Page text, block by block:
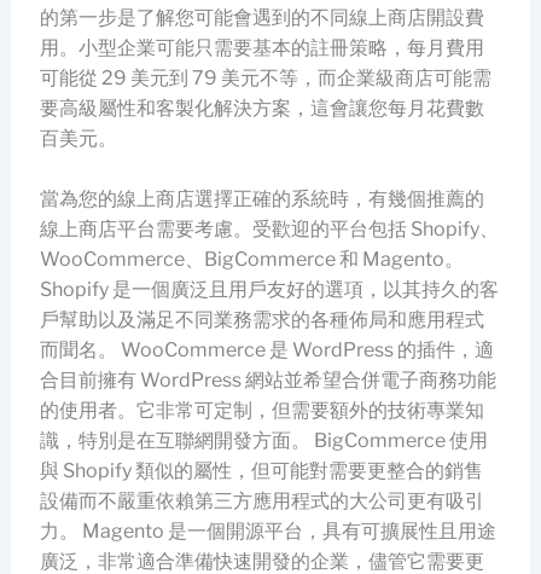
的第一步是了解您可能會遇到的不同線上商店開設費
用。小型企業可能只需要基本的註冊策略，每月費用
可能從 29 美元到 79 美元不等，而企業級商店可能需
要高級屬性和客製化解決方案，這會讓您每月花費數
百美元。
當為您的線上商店選擇正確的系統時，有幾個推薦的
線上商店平台需要考慮。受歡迎的平台包括 Shopify、
WooCommerce、BigCommerce 和 Magento。
Shopify 是一個廣泛且用戶友好的選項，以其持久的客
戶幫助以及滿足不同業務需求的各種佈局和應用程式
而聞名。 WooCommerce 是 WordPress 的插件，適
合目前擁有 WordPress 網站並希望合併電子商務功能
的使用者。它非常可定制，但需要額外的技術專業知
識，特別是在互聯網開發方面。 BigCommerce 使用
與 Shopify 類似的屬性，但可能對需要更整合的銷售
設備而不嚴重依賴第三方應用程式的大公司更有吸引
力。 Magento 是一個開源平台，具有可擴展性且用途
廣泛，非常適合準備快速開發的企業，儘管它需要更